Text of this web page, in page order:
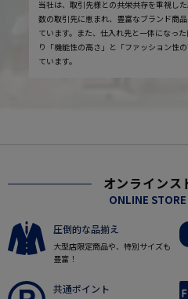
当社は、取引先様との共栄共存を重視し
数の取引先に恵まれ、豊富なブランド商
ています。また、仕入れ先と一体になっ
り「機能性の高さ」と「ファッション性
ています。
オンラインス
ONLINE
圧倒的な品揃え
大型店限定商品や、特別サイズも
豊富！
共通ポイント